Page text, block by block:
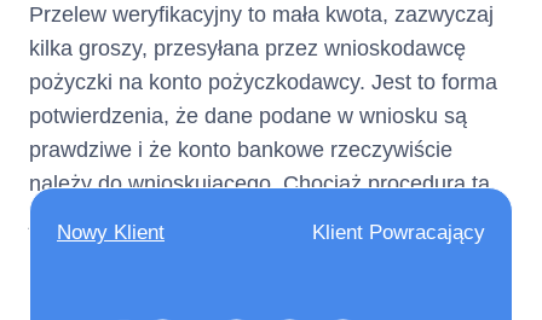
Przelew weryfikacyjny to mała kwota, zazwyczaj
kilka groszy, przesyłana przez wnioskodawcę
pożyczki na konto pożyczkodawcy. Jest to forma
potwierdzenia, że dane podane w wniosku są
prawdziwe i że konto bankowe rzeczywiście
należy do wnioskującego. Chociaż procedura ta
jest powszechna, dla niektórych może być
uciążliwa lub niemożliwa do zrealizowania z
Nowy Klient Klient Powracający
elektronicznej :
(informacja ta ma charakter
opcjonalny)
Numer faksu :
(informacja ta ma charakter
opcjonalny)
Nie dotyczy